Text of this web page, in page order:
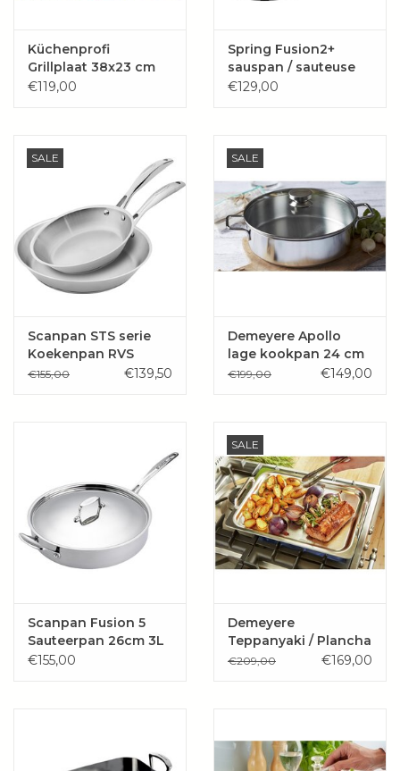
Küchenprofi
Grillplaat 38x23 cm
gietijzer rechthoekig
€119,00
Spring Fusion2+
sauspan / sauteuse
20cm
€129,00
SALE
Scanpan STS serie
Koekenpan RVS
€155,00 €139,50
SALE
Demeyere Apollo
lage kookpan 24 cm
met glasdeksel
€199,00 €149,00
Scanpan Fusion 5
Sauteerpan 26cm 3L
met deksel
€155,00
SALE
Demeyere
Teppanyaki / Plancha
39 x 27 cm
€209,00 €169,00